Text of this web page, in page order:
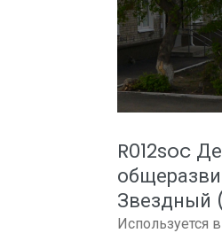
R012soc
Звездный
Используется